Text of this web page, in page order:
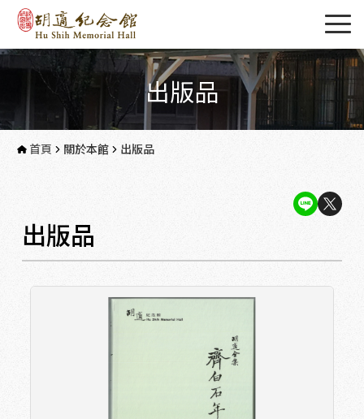
出版品
首頁 關於本館 出版品
出版品